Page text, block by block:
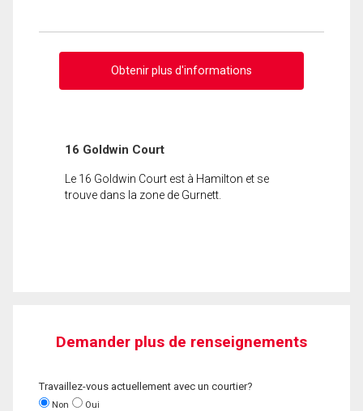
Obtenir plus d'informations
16 Goldwin Court
Le 16 Goldwin Court est à Hamilton et se
trouve dans la zone de Gurnett.
Demander plus de renseignements
Travaillez-vous actuellement avec un courtier?
Non Oui